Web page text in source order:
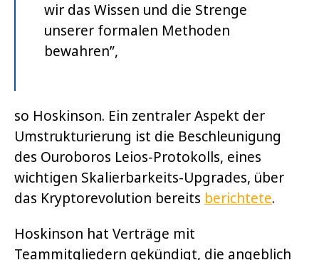
wir das Wissen und die Strenge
unserer formalen Methoden
bewahren”,
so Hoskinson. Ein zentraler Aspekt der
Umstrukturierung ist die Beschleunigung
des Ouroboros Leios-Protokolls, eines
wichtigen Skalierbarkeits-Upgrades, über
das Kryptorevolution bereits berichtete.
Hoskinson hat Verträge mit
Teammitgliedern gekündigt, die angeblich